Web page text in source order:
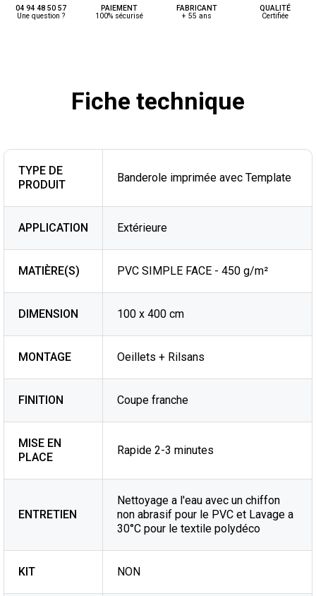
04 94 48 50 57
Une question ?
PAIEMENT
100% sécurisé
FABRICANT
+ 55 ans
QUALITÉ
Certifiée
Fiche technique
TYPE DE
PRODUIT
Banderole imprimée avec Template
APPLICATION Extérieure
MATIÈRE(S) PVC SIMPLE FACE - 450 g/m²
DIMENSION 100 x 400 cm
MONTAGE Oeillets + Rilsans
FINITION Coupe franche
MISE EN
PLACE
Rapide 2-3 minutes
ENTRETIEN
Nettoyage a l'eau avec un chiffon
non abrasif pour le PVC et Lavage a
30°C pour le textile polydéco
KIT NON